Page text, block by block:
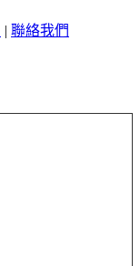
| 聯絡我們